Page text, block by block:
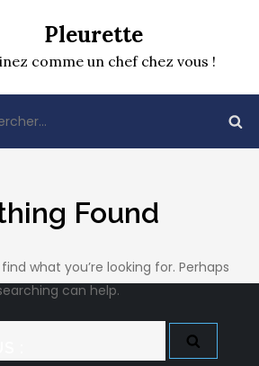
Pleurette
comme un chef chez vous !
Found
what you’re looking for. Perhaps
can help.
: